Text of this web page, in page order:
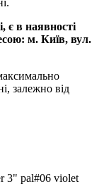
є в наявності
м. Київ, вул.
залежно від